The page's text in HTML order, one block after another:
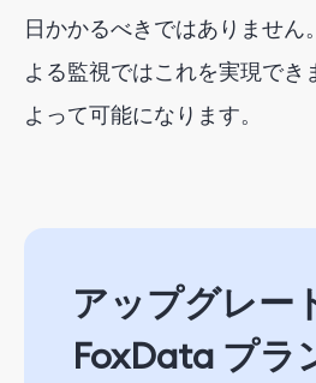
日かかるべきではありません
よる監視ではこれを実現でき
よって可能になります。
アップグレー
FoxData プラ